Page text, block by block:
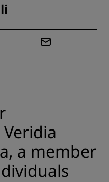
a member